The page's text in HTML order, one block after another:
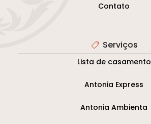
Contato
Serviços
Lista de casamento
Antonia Express
Antonia Ambienta